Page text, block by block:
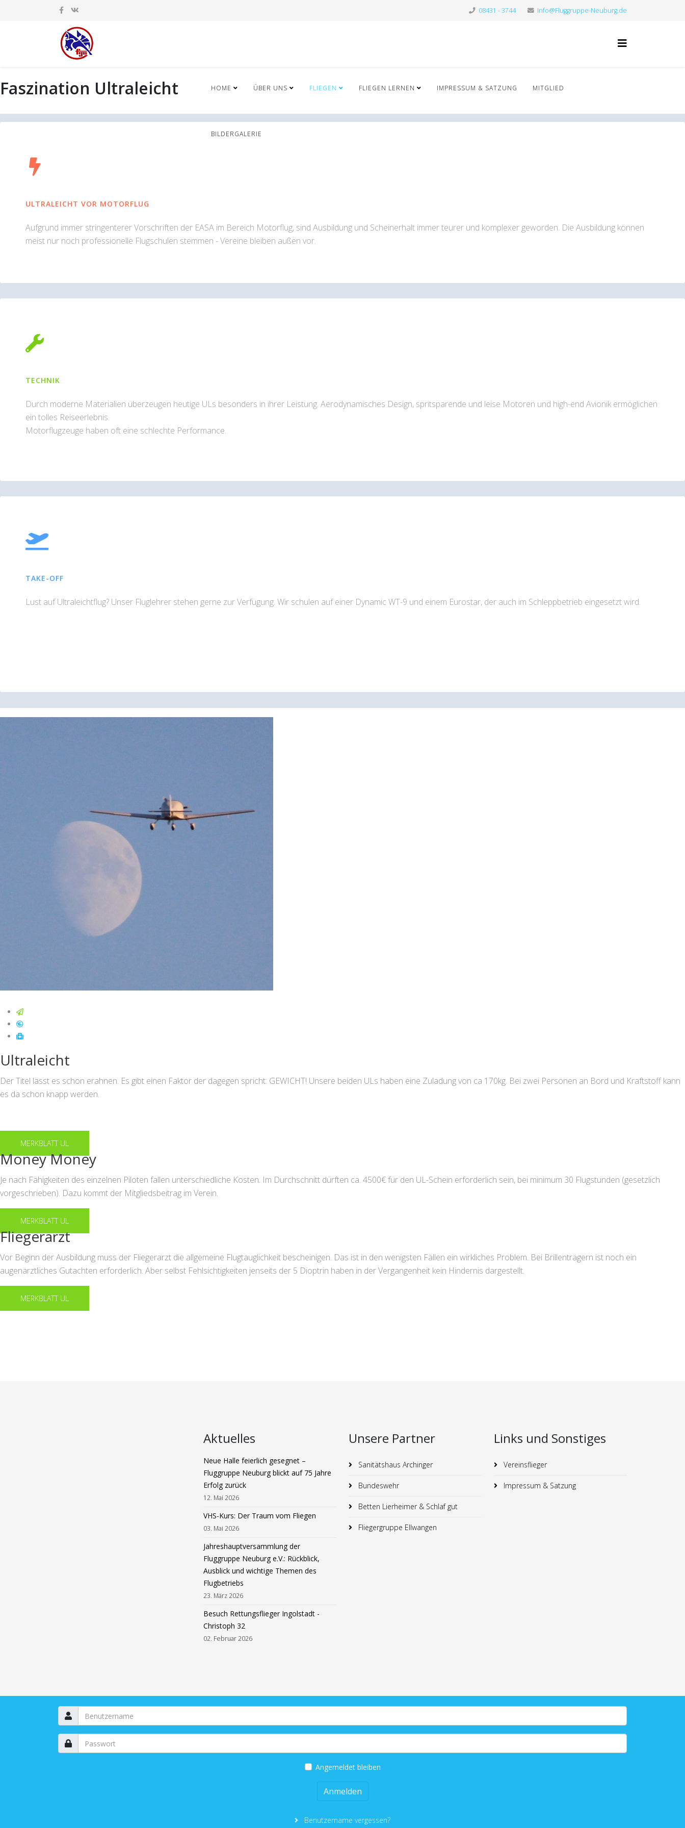
08431 - 3744 Info@Fluggruppe-Neuburg.de
HOME ÜBER UNS FLIEGEN FLIEGEN LERNEN IMPRESSUM & SATZUNG MITGLIED
BILDERGALERIE
Faszination Ultraleicht
ULTRALEICHT VOR MOTORFLUG
Aufgrund immer stringenterer Vorschriften der EASA im Bereich Motorflug, sind Ausbildung und Scheinerhalt immer teurer und komplexer geworden. Die Ausbildung können
meist nur noch professionelle Flugschulen stemmen - Vereine bleiben außen vor.
TECHNIK
Durch moderne Materialien überzeugen heutige ULs besonders in ihrer Leistung. Aerodynamisches Design, spritsparende und leise Motoren und high-end Avionik ermöglichen
ein tolles Reiseerlebnis.
Motorflugzeuge haben oft eine schlechte Performance.
TAKE-OFF
Lust auf Ultraleichtflug? Unser Fluglehrer stehen gerne zur Verfügung. Wir schulen auf einer Dynamic WT-9 und einem Eurostar, der auch im Schleppbetrieb eingesetzt wird.
Ultraleicht
Der Titel lässt es schon erahnen. Es gibt einen Faktor der dagegen spricht: GEWICHT! Unsere beiden ULs haben eine Zuladung von ca 170kg. Bei zwei Personen an Bord und Kraftstoff kann
es da schon knapp werden.
MERKBLATT UL
Money Money
Je nach Fähigkeiten des einzelnen Piloten fallen unterschiedliche Kosten. Im Durchschnitt dürften ca. 4500€ für den UL-Schein erforderlich sein, bei minimum 30 Flugstunden (gesetzlich
vorgeschrieben). Dazu kommt der Mitgliedsbeitrag im Verein.
MERKBLATT UL
Fliegerarzt
Vor Beginn der Ausbildung muss der Fliegerarzt die allgemeine Flugtauglichkeit bescheinigen. Das ist in den wenigsten Fällen ein wirkliches Problem. Bei Brillenträgern ist noch ein
augenärztliches Gutachten erforderlich. Aber selbst Fehlsichtigkeiten jenseits der 5 Dioptrin haben in der Vergangenheit kein Hindernis dargestellt.
MERKBLATT UL
Aktuelles
Neue Halle feierlich gesegnet –
Fluggruppe Neuburg blickt auf 75 Jahre
Erfolg zurück
12. Mai 2026
VHS-Kurs: Der Traum vom Fliegen
03. Mai 2026
Jahreshauptversammlung der
Fluggruppe Neuburg e.V.: Rückblick,
Ausblick und wichtige Themen des
Flugbetriebs
23. März 2026
Besuch Rettungsflieger Ingolstadt -
Christoph 32
02. Februar 2026
Unsere Partner
Sanitätshaus Archinger
Bundeswehr
Betten Lierheimer & Schlaf gut
Fliegergruppe Ellwangen
Links und Sonstiges
Vereinsflieger
Impressum & Satzung
Angemeldet bleiben
Anmelden
Benutzername vergessen?